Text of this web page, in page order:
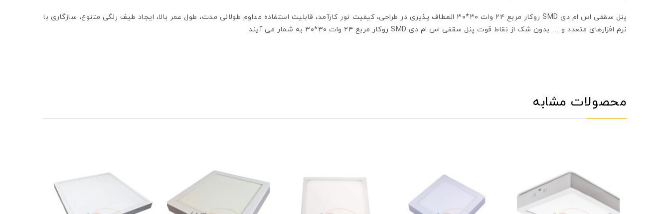
پنل سقفی اس ام دی SMD روکار مربع ۲۴ وات ۳۰*۳۰ انعطاف پذیری در طراحی، کیفیت نور کارآمد، قابلیت استفاده مداوم طولانی مدت، طول عمر بالا، ایجاد طیف رنگی متنوع، سازگاری با
نرم افزارهای متعدد و … بدون شک از نقاط قوت پنل سقفی اس ام دی SMD روکار مربع ۲۴ وات ۳۰*۳۰ به شمار می آیند.
محصولات مشابه